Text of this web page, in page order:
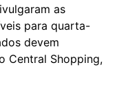
as
para quarta-
devem
Central Shopping,